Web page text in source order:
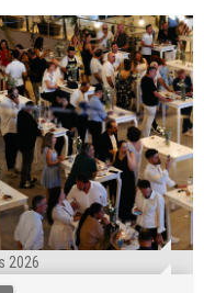
2026